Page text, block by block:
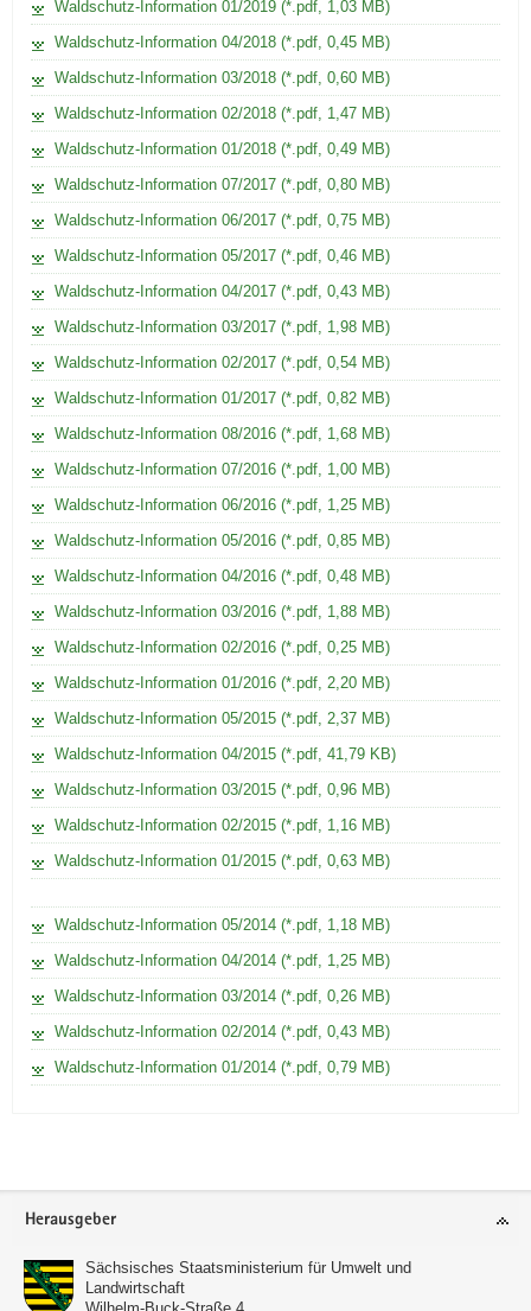
n
H
i
n
t
e
r
g
r
n
d
e
Waldschutz-Information 01/2019 (*.pdf, 1,03 MB)
Waldschutz-Information 04/2018 (*.pdf, 0,45 MB)
Waldschutz-Information 03/2018 (*.pdf, 0,60 MB)
Waldschutz-Information 02/2018 (*.pdf, 1,47 MB)
Waldschutz-Information 01/2018 (*.pdf, 0,49 MB)
Waldschutz-Information 07/2017 (*.pdf, 0,80 MB)
Waldschutz-Information 06/2017 (*.pdf, 0,75 MB)
Waldschutz-Information 05/2017 (*.pdf, 0,46 MB)
Waldschutz-Information 04/2017 (*.pdf, 0,43 MB)
Waldschutz-Information 03/2017 (*.pdf, 1,98 MB)
Waldschutz-Information 02/2017 (*.pdf, 0,54 MB)
Waldschutz-Information 01/2017 (*.pdf, 0,82 MB)
Waldschutz-Information 08/2016 (*.pdf, 1,68 MB)
Waldschutz-Information 07/2016 (*.pdf, 1,00 MB)
Waldschutz-Information 06/2016 (*.pdf, 1,25 MB)
Waldschutz-Information 05/2016 (*.pdf, 0,85 MB)
Waldschutz-Information 04/2016 (*.pdf, 0,48 MB)
Waldschutz-Information 03/2016 (*.pdf, 1,88 MB)
Waldschutz-Information 02/2016 (*.pdf, 0,25 MB)
Waldschutz-Information 01/2016 (*.pdf, 2,20 MB)
Waldschutz-Information 05/2015 (*.pdf, 2,37 MB)
Waldschutz-Information 04/2015 (*.pdf, 41,79 KB)
Waldschutz-Information 03/2015 (*.pdf, 0,96 MB)
Waldschutz-Information 02/2015 (*.pdf, 1,16 MB)
Waldschutz-Information 01/2015 (*.pdf, 0,63 MB)
Waldschutz-Information 05/2014 (*.pdf, 1,18 MB)
Waldschutz-Information 04/2014 (*.pdf, 1,25 MB)
Waldschutz-Information 03/2014 (*.pdf, 0,26 MB)
Waldschutz-Information 02/2014 (*.pdf, 0,43 MB)
Waldschutz-Information 01/2014 (*.pdf, 0,79 MB)
Footer-
Herausgeber
Sächsisches Staatsministerium für Umwelt und
Landwirtschaft